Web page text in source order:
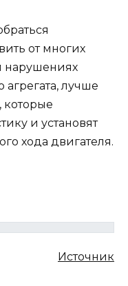
от многих
нарушениях
лучше
которые
и установят
хода двигателя.
Источник